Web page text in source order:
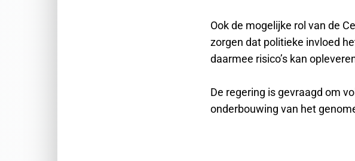
Ook de mogelijke rol van de
zorgen dat politieke invloed
daarmee risico’s kan
De regering is gevraagd om
onderbouwing van het